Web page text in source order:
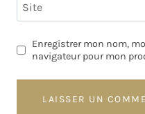
Site
Enregistrer mon nom,
navigateur pour mon